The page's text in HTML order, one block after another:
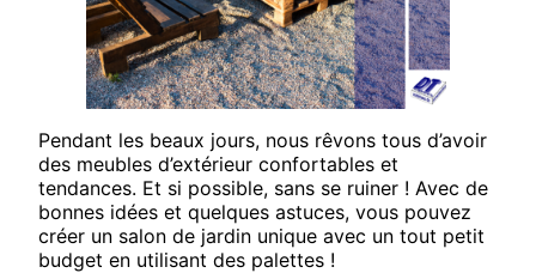
Pendant les beaux jours, nous rêvons tous d’avoir
des meubles d’extérieur confortables et
tendances. Et si possible, sans se ruiner ! Avec de
bonnes idées et quelques astuces, vous pouvez
créer un salon de jardin unique avec un tout petit
budget en utilisant des palettes !